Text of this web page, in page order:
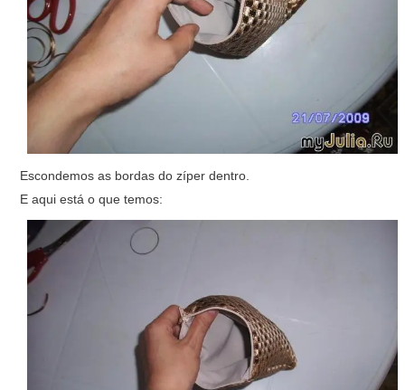
Escondemos as bordas do zíper dentro.
E aqui está o que temos: